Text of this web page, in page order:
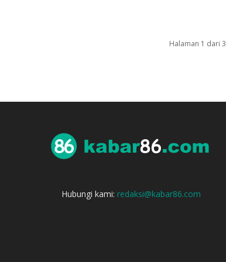
Halaman 1 dari 3
Hubungi kami: redaksi@kabar86.com